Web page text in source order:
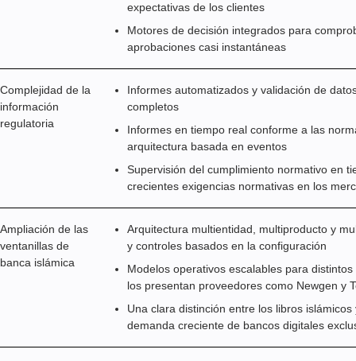
expectativas de los clientes
Motores de decisión integrados para
aprobaciones casi instantáneas
Complejidad de la
información
regulatoria
Informes automatizados y validación de
completos
Informes en tiempo real conforme a las
arquitectura basada en eventos
Supervisión del cumplimiento normativo en
crecientes exigencias normativas en los
Ampliación de las
ventanillas de
banca islámica
Arquitectura multientidad, multiproducto y
y controles basados en la configuración
Modelos operativos escalables para
los presentan proveedores como Newgen y
Una clara distinción entre los libros
demanda creciente de bancos digitales